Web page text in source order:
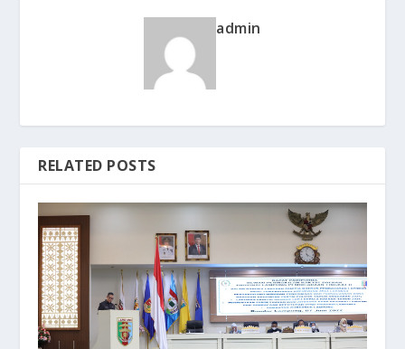
admin
RELATED POSTS